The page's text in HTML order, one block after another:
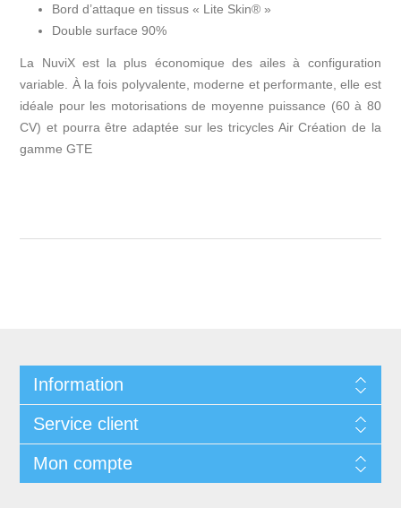
Bord d’attaque en tissus « Lite Skin® »
Double surface 90%
La NuviX est la plus économique des ailes à configuration
variable. À la fois polyvalente, moderne et performante, elle est
idéale pour les motorisations de moyenne puissance (60 à 80
CV) et pourra être adaptée sur les tricycles Air Création de la
gamme GTE
Information
Service client
Mon compte